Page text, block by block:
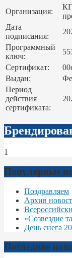
Организация:
Дата
подписания:
Программный
ключ:
Сертификат:
Выдан:
Период
действия
сертификата:
1
Популярные
Поздравляем
Архив
«Созвездие
День снега
Последние